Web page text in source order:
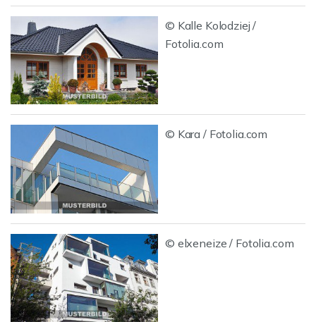
© Kalle Kolodziej /
Fotolia.com
© Kara / Fotolia.com
© elxeneize / Fotolia.com